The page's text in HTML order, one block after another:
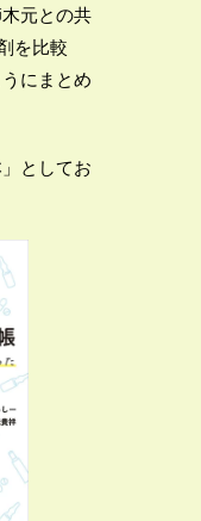
元との共
を比較
にまとめ
としてお